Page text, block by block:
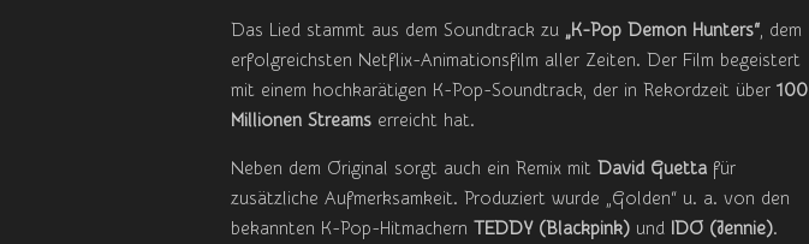
Das Lied stammt aus dem Soundtrack zu „K-Pop Demon Hunters“, dem
erfolgreichsten Netflix-Animationsfilm aller Zeiten. Der Film begeistert
mit einem hochkarätigen K-Pop-Soundtrack, der in Rekordzeit über 100
Millionen Streams erreicht hat.
Neben dem Original sorgt auch ein Remix mit David Guetta für
zusätzliche Aufmerksamkeit. Produziert wurde „Golden“ u. a. von den
bekannten K-Pop-Hitmachern TEDDY (Blackpink) und IDO (Jennie).